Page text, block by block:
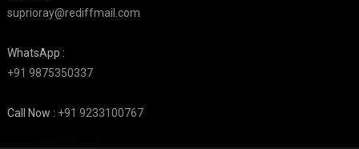
suprioray@rediffmail.com
WhatsApp :
+91 9875350337
Call Now : +91 9233100767